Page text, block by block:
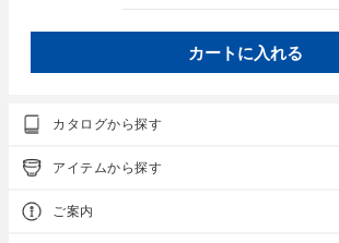
カートに入れる
カタログから探す
アイテムから探す
ご案内